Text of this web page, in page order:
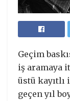
Geçim
iş aramaya
üstü kayıtlı
geçen yıl